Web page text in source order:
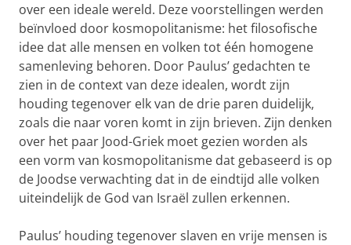
over een ideale wereld. Deze voorstellingen werden
beïnvloed door kosmopolitanisme: het filosofische
idee dat alle mensen en volken tot één homogene
samenleving behoren. Door Paulus’ gedachten te
zien in de context van deze idealen, wordt zijn
houding tegenover elk van de drie paren duidelijk,
zoals die naar voren komt in zijn brieven. Zijn denken
over het paar Jood-Griek moet gezien worden als
een vorm van kosmopolitanisme dat gebaseerd is op
de Joodse verwachting dat in de eindtijd alle volken
uiteindelijk de God van Israël zullen erkennen.
Paulus’ houding tegenover slaven en vrije mensen is